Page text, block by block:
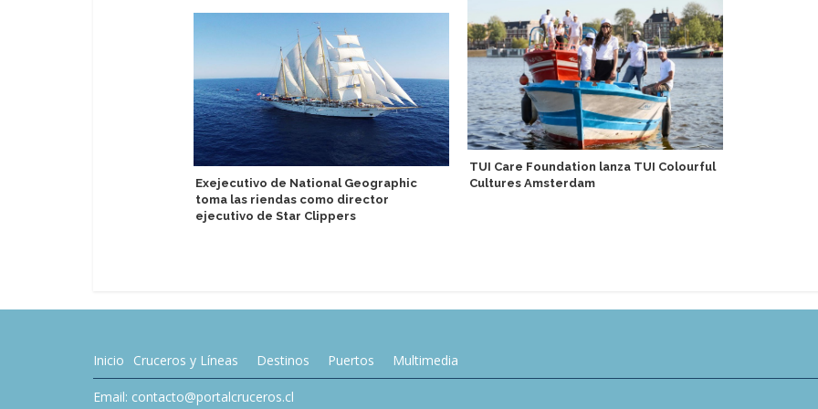
Exejecutivo de National Geographic
toma las riendas como director
ejecutivo de Star Clippers
TUI Care Foundation lanza TUI Colourful
Cultures Amsterdam
Inicio Cruceros y Líneas Destinos Puertos Multimedia
Email: contacto@portalcruceros.cl